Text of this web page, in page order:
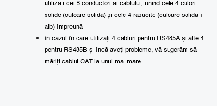
utilizați cei 8 conductori ai cablului, unind cele 4 culori
solide (culoare solidă) și cele 4 răsucite (culoare solidă +
alb) împreună
în cazul în care utilizați 4 cabluri pentru RS485A și alte 4
pentru RS485B și încă aveți probleme, vă sugerăm să
măriți cablul CAT la unul mai mare